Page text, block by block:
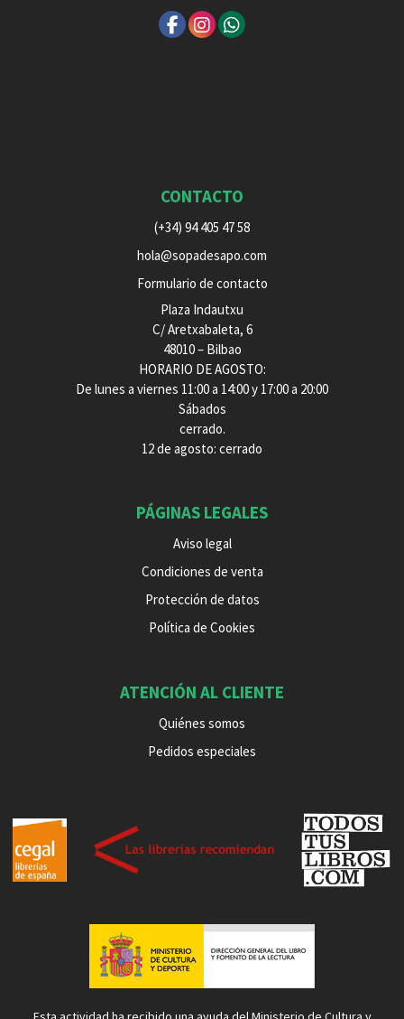
CONTACTO
(+34) 94 405 47 58
hola@sopadesapo.com
Formulario de contacto
Plaza Indautxu
C/ Aretxabaleta, 6
48010 – Bilbao
HORARIO DE AGOSTO:
De lunes a viernes 11:00 a 14:00 y 17:00 a 20:00
Sábados
cerrado.
12 de agosto: cerrado
PÁGINAS LEGALES
Aviso legal
Condiciones de venta
Protección de datos
Política de Cookies
ATENCIÓN AL CLIENTE
Quiénes somos
Pedidos especiales